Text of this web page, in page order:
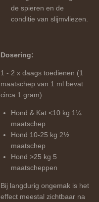
de spieren en de
conditie van slijmvliezen.
Dosering:
1 - 2 x daags toedienen (1
maatschep van 1 ml bevat
circa 1 gram)
Hond & Kat <10 kg 1¼
maatschep
Hond 10-25 kg 2½
maatschep
Hond >25 kg 5
maatscheppen
Bij langdurig ongemak is het
effect meestal zichtbaar na